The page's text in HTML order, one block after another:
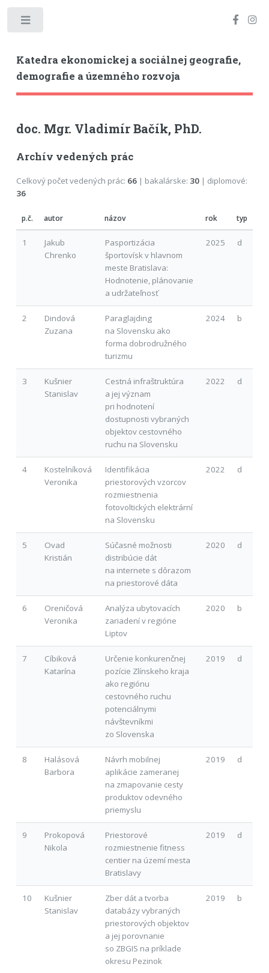
Katedra ekonomickej a sociálnej geografie,
demografie a územného rozvoja
doc. Mgr. Vladimír Bačík, PhD.
Archív vedených prác
Celkový počet vedených prác: 66| bakalárske: 30| diplomové:
36
p.č. autor názov rok typ
1
Jakub
Chrenko
Pasportizácia
športovísk v hlavnom
meste Bratislava:
Hodnotenie, plánovanie
a udržateľnosť
2025 d
2
Dindová
Zuzana
Paraglajding
na Slovensku ako
forma dobrodružného
turizmu
2024 b
3
Kušnier
Stanislav
Cestná infraštruktúra
a jej význam
pri hodnotení
dostupnosti vybraných
objektov cestovného
ruchu na Slovensku
2022 d
4
Kostelníková
Veronika
Identifikácia
priestorových vzorcov
rozmiestnenia
fotovoltických elektrární
na Slovensku
2022 d
5
Ovad
Kristián
Súčasné možnosti
distribúcie dát
na internete s dôrazom
na priestorové dáta
2020 d
6
Oreničová
Veronika
Analýza ubytovacích
zariadení v regióne
Liptov
2020 b
7
Cíbiková
Katarína
Určenie konkurenčnej
pozície Zlínskeho kraja
ako regiónu
cestovného ruchu
potenciálnymi
návštevníkmi
zo Slovenska
2019 d
8
Halásová
Barbora
Návrh mobilnej
aplikácie zameranej
na zmapovanie cesty
produktov odevného
priemyslu
2019 d
9
Prokopová
Nikola
Priestorové
rozmiestnenie fitness
centier na území mesta
Bratislavy
2019 d
10
Kušnier
Stanislav
Zber dát a tvorba
databázy vybraných
priestorových objektov
a jej porovnanie
so ZBGIS na príklade
okresu Pezinok
2019 b